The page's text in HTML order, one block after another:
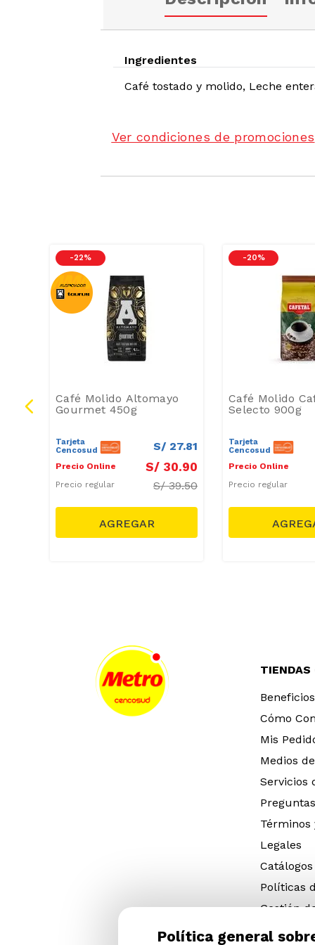
Ingredientes
Café tostado y molido, Leche
Ver condiciones de promociones
-22 %
Café Molido Altomayo
Gourmet 450g
Tarjeta
Cencosud
S/ 27.81
Precio Online S/ 30.90
Precio regular S/39.50
-20 %
Café Molido
Selecto 900g
Tarjeta
Cencosud
Precio Online
Precio regular
TIENDAS
Beneficios
Cómo
Mis
Medios
Servicios
Términos
Legales
Catálogos
Políticas
Gestión
Gestión
Política general